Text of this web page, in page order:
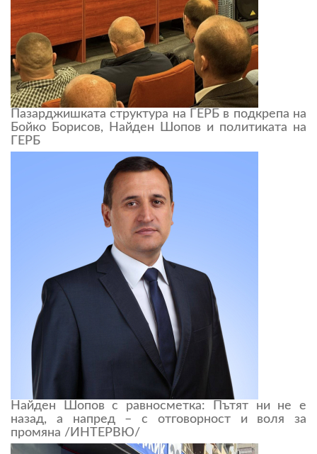
Пазарджишката структура на ГЕРБ в подкрепа на
Бойко Борисов, Найден Шопов и политиката на
ГЕРБ
Найден Шопов с равносметка: Пътят ни не е
назад, а напред – с отговорност и воля за
промяна /ИНТЕРВЮ/